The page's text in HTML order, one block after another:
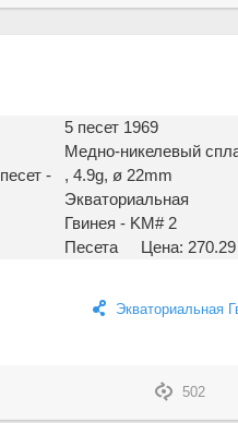
5 песет 1969
Медно-никелевый
, 4.9g, ø 22mm
Экваториальная
Гвинея - KM# 2
Песета
Цена:
Экваториальная
502